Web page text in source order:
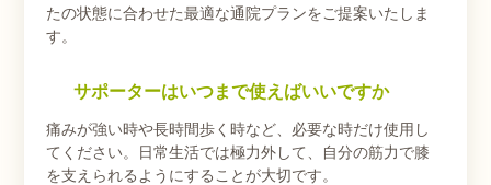
たの状態に合わせた最適な通院プランをご提案いたしま
す。
サポーターはいつまで使えばいいですか
痛みが強い時や長時間歩く時など、必要な時だけ使用し
てください。日常生活では極力外して、自分の筋力で膝
を支えられるようにすることが大切です。